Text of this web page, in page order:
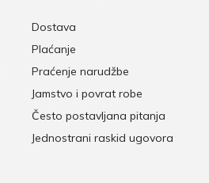
Dostava
Plaćanje
Praćenje narudžbe
Jamstvo i povrat robe
Često postavljana pitanja
Jednostrani raskid ugovora